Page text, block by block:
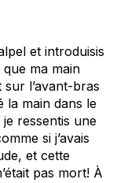
et introduisis
ma main
l’avant-bras
la main dans le
ressentis une
si j’avais
et cette
pas mort! À